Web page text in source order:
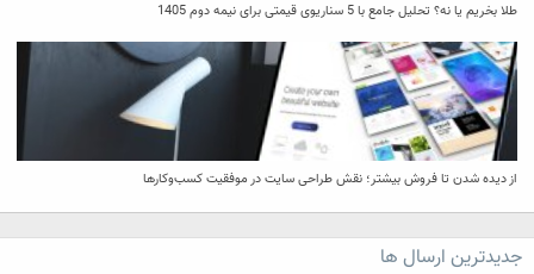
طلا بخریم یا نه؟ تحلیل جامع با 5 سناریوی قیمتی برای نیمه دوم 1405
از دیده شدن تا فروش بیشتر؛ نقش طراحی سایت در موفقیت کسب‌وکارها
جدیدترین ارسال ها